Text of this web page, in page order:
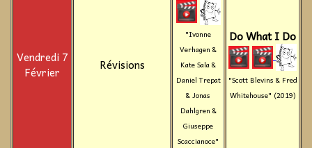
Vendredi 7
Février
Révisions
"Ivonne
Verhagen &
Kate Sala &
Daniel Trepat
& Jonas
Dahlgren &
Giuseppe
Scaccianoce"
Do What I Do
"Scott Blevins & Fred
Whitehouse" (2019)